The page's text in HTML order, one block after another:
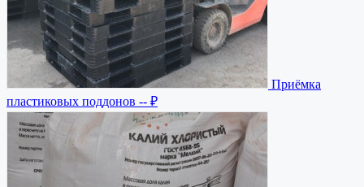
Приёмка
пластиковых поддонов -- ₽